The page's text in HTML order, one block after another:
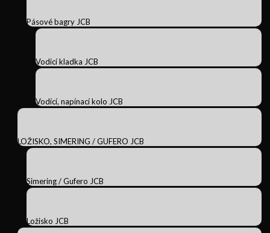
Pásové bagry JCB
Vodicí kladka JCB
Vodící, napínací kolo JCB
LOŽISKO, SIMERING / GUFERO JCB
Simering / Gufero JCB
Ložisko JCB